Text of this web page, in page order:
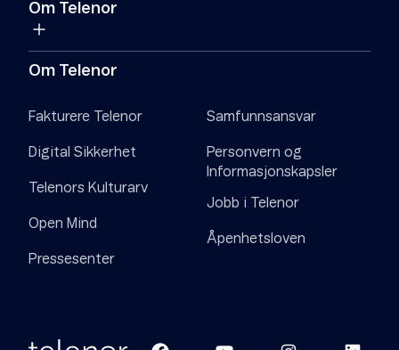
Om Telenor
Om Telenor
Fakturere Telenor
Digital Sikkerhet
Telenors Kulturarv
Open Mind
Pressesenter
Samfunnsansvar
Personvern og
Informasjonskapsler
Jobb i Telenor
Åpenhetsloven